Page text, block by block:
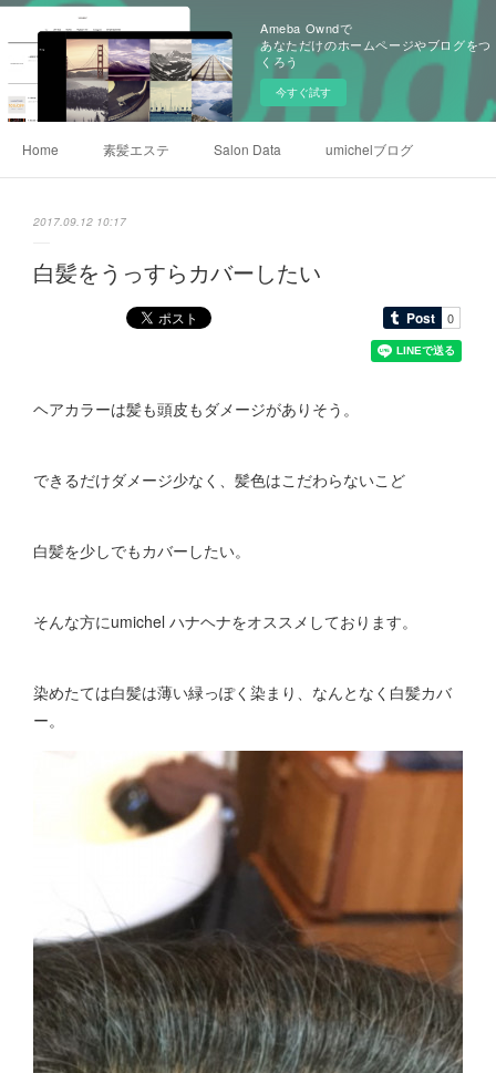
Ameba Owndで
あなただけのホームページやブログをつ
くろう
今すぐ試す
Home 素髪エステ Salon Data umichelブログ
2017.09.12 10:17
白髪をうっすらカバーしたい
ヘアカラーは髪も頭皮もダメージがありそう。
できるだけダメージ少なく、髪色はこだわらないこど
白髪を少しでもカバーしたい。
そんな方にumichel ハナヘナをオススメしております。
染めたては白髪は薄い緑っぽく染まり、なんとなく白髪カバ
ー。